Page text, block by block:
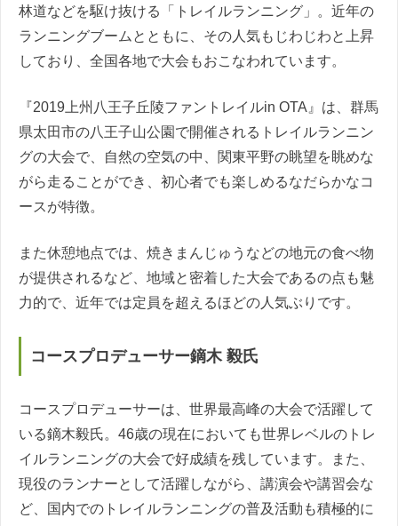
林道などを駆け抜ける「トレイルランニング」。近年の
ランニングブームとともに、その人気もじわじわと上昇
しており、全国各地で大会もおこなわれています。
『2019上州八王子丘陵ファントレイルin OTA』は、群馬
県太田市の八王子山公園で開催されるトレイルランニン
グの大会で、自然の空気の中、関東平野の眺望を眺めな
がら走ることができ、初心者でも楽しめるなだらかなコ
ースが特徴。
また休憩地点では、焼きまんじゅうなどの地元の食べ物
が提供されるなど、地域と密着した大会であるの点も魅
力的で、近年では定員を超えるほどの人気ぶりです。
コースプロデューサー鏑木 毅氏
コースプロデューサーは、世界最高峰の大会で活躍して
いる鏑木毅氏。46歳の現在においても世界レベルのトレ
イルランニングの大会で好成績を残しています。また、
現役のランナーとして活躍しながら、講演会や講習会な
ど、国内でのトレイルランニングの普及活動も積極的に